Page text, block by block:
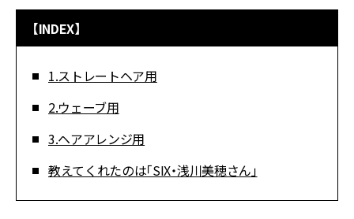
【INDEX】
1.ストレートヘア用
2.ウェーブ用
3.ヘアアレンジ用
教えてくれたのは「SIX・浅川美穂さん」